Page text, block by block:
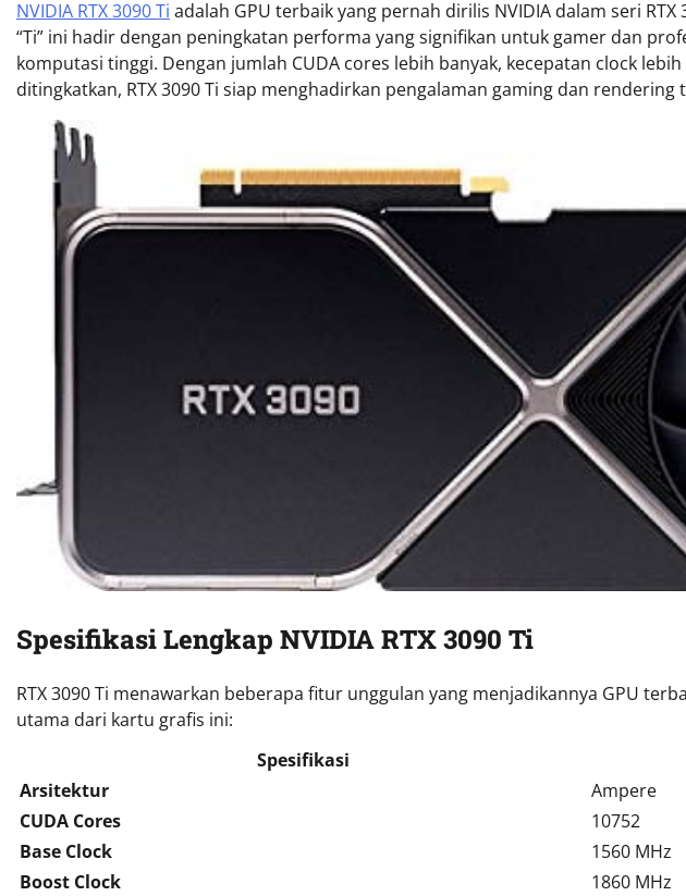
NVIDIA RTX 3090 Ti adalah GPU terbaik yang pernah dirilis NVIDIA dalam seri RTX
“Ti” ini hadir dengan peningkatan performa yang signifikan untuk gamer dan
komputasi tinggi. Dengan jumlah CUDA cores lebih banyak, kecepatan clock
ditingkatkan, RTX 3090 Ti siap menghadirkan pengalaman gaming dan rendering
Spesifikasi Lengkap NVIDIA RTX 3090 Ti
RTX 3090 Ti menawarkan beberapa fitur unggulan yang menjadikannya GPU
utama dari kartu grafis ini:
Spesifikasi
Arsitektur
Ampere
CUDA Cores
10752
Base Clock
1560 MHz
Boost Clock
1860 MHz